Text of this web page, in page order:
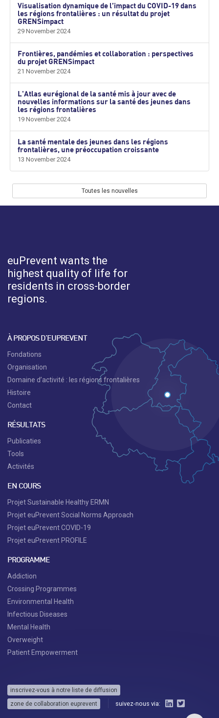
Visualisation dynamique de l’impact du COVID-19 dans
les régions frontalières : un résultat du projet
GRENSimpact
29 November 2024
Frontières, pandémies et collaboration : perspectives
du projet GRENSimpact
21 November 2024
L'Atlas eurégional de la santé mis à jour avec de
nouvelles informations sur la santé des jeunes dans
les régions frontalières
19 November 2024
La santé mentale des jeunes dans les régions
frontalières, une préoccupation croissante
13 November 2024
Toutes les nouvelles
euPrevent wants the
highest quality of life for
residents in cross-border
regions.
À PROPOS D’EUPREVENT
Fondations
Organisation
Domaine d’activité : les régions frontalières
Histoire
Contact
RÉSULTATS
Publicaties
Tools
Activités
EN COURS
Projet Sustainable Healthy ERMN
Projet euPrevent Social Norms Approach
Projet euPrevent COVID-19
Projet euPrevent PROFILE
PROGRAMME
Addiction
Crossing Programmes
Environmental Health
Infectious Diseases
Mental Health
Overweight
Patient Empowerment
inscrivez-vous à notre liste de diffusion
zone de collaboration euprevent
suivez-nous via: